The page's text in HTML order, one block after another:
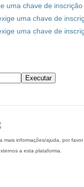
é mantida pela equipa PTE da Escola Secundária de Sá da Bandeira - Santarém. Para mais informações/ajuda, por favor
a esta plataforma.